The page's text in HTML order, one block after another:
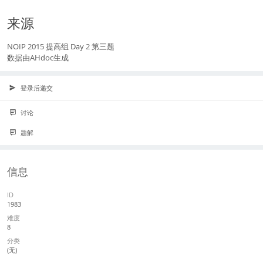
来源
NOIP 2015 提高组 Day 2 第三题
数据由AHdoc生成
登录后递交
讨论
题解
信息
ID
1983
难度
8
分类
(无)